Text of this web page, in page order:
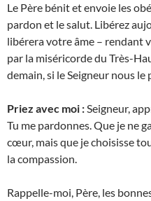
Le Père bénit et envoie les
pardon et le salut. Libérez
libérera votre âme – rendant
par la miséricorde du Très-
demain, si le Seigneur nous le
Priez avec moi :Seigneur,
Tu me pardonnes. Que je ne
cœur, mais que je choisisse
la compassion.
Rappelle-moi, Père, les